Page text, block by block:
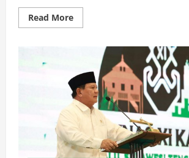
Read MoreRead
more
Presiden
Prabowo
Hindari
Permainan
Jokowi
?